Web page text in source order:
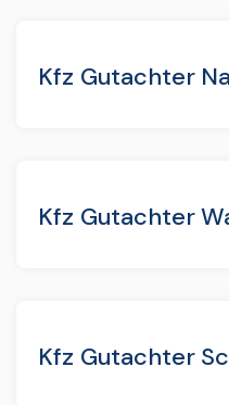
Kfz Gutachter
Kfz Gutachter
Kfz Gutachter